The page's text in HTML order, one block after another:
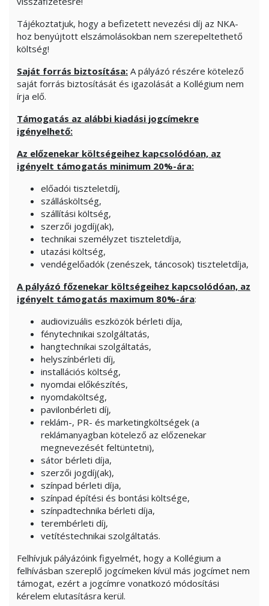
Tájékoztatjuk, hogy a befizetett nevezési díj az NKA-
hoz benyújtott elszámolásokban nem szerepeltethető
költség!
Saját forrás biztosítása: A pályázó részére kötelező
saját forrás biztosítását és igazolását a Kollégium nem
írja elő.
Támogatás az alábbi kiadási jogcímekre
igényelhető:
Az előzenekar költségeihez kapcsolódóan, az
igényelt támogatás minimum 20%-ára:
előadói tiszteletdíj,
szállásköltség,
szállítási költség,
szerzői jogdíj(ak),
technikai személyzet tiszteletdíja,
utazási költség,
vendégelőadók (zenészek, táncosok) tiszteletdíja,
A pályázó főzenekar költségeihez kapcsolódóan, az
igényelt támogatás maximum 80%-ára:
audiovizuális eszközök bérleti díja,
fénytechnikai szolgáltatás,
hangtechnikai szolgáltatás,
helyszínbérleti díj,
installációs költség,
nyomdai előkészítés,
nyomdaköltség,
pavilonbérleti díj,
reklám-, PR- és marketingköltségek (a
reklámanyagban kötelező az előzenekar
megnevezését feltüntetni),
sátor bérleti díja,
szerzői jogdíj(ak),
színpad bérleti díja,
színpad építési és bontási költsége,
színpadtechnika bérleti díja,
terembérleti díj,
vetítéstechnikai szolgáltatás.
Felhívjuk pályázóink figyelmét, hogy a Kollégium a
felhívásban szereplő jogcímeken kívül más jogcímet nem
támogat, ezért a jogcímre vonatkozó módosítási
kérelem elutasításra kerül.